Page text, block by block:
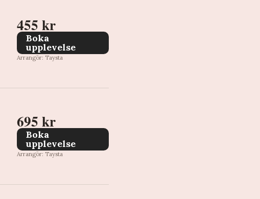
455 kr
Boka
upplevelse
Arrangör: Taysta
695 kr
Boka
upplevelse
Arrangör: Taysta